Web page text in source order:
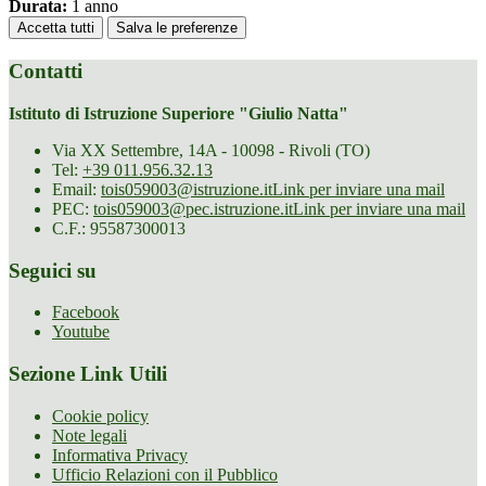
Durata: 1 anno
Accetta tutti Salva le preferenze
Contatti
Istituto di Istruzione Superiore "Giulio Natta"
Via XX Settembre, 14A - 10098 - Rivoli (TO)
Tel: +39 011.956.32.13
Email: tois059003@istruzione.itLink per inviare una mail
PEC: tois059003@pec.istruzione.itLink per inviare una mail
C.F.: 95587300013
Seguici su
Facebook
Youtube
Sezione Link Utili
Cookie policy
Note legali
Informativa Privacy
Ufficio Relazioni con il Pubblico